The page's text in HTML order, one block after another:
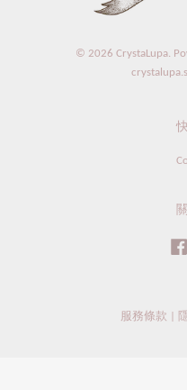
© 2026 CrystaLupa.
服務條款